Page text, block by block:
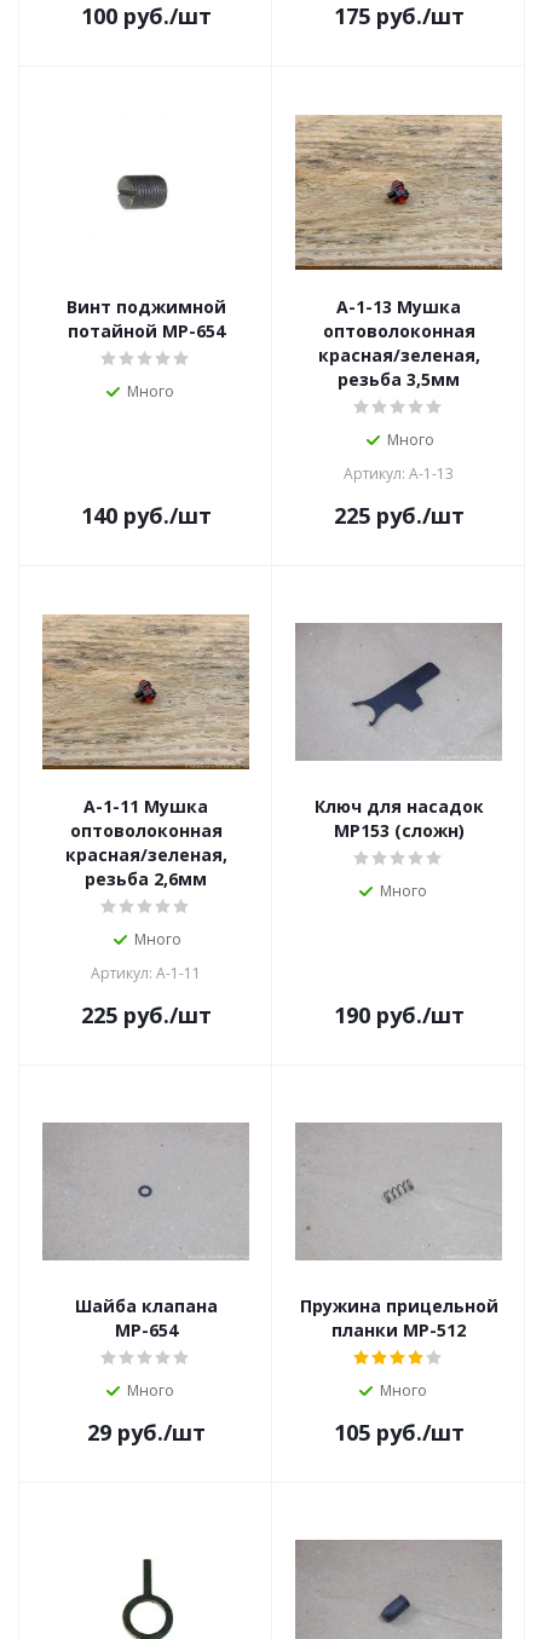
100руб./шт 175руб./шт
Винт поджимной
потайной МР-654
Много
140руб./шт
A-1-13 Мушка
оптоволоконная
красная/зеленая,
резьба 3,5мм
Много
Артикул: A-1-13
225руб./шт
A-1-11 Мушка
оптоволоконная
красная/зеленая,
резьба 2,6мм
Много
Артикул: A-1-11
225руб./шт
Ключ для насадок
МР153 (сложн)
Много
190руб./шт
Шайба клапана
МР-654
Много
29руб./шт
Пружина прицельной
планки МР-512
Много
105руб./шт